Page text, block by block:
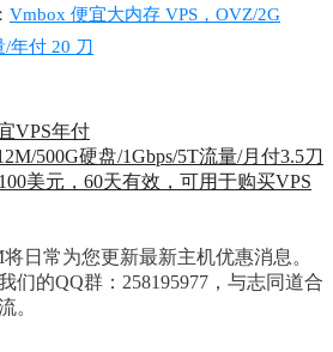
Vmbox 便宜大内存 VPS，OVZ/2G
/年付 20 刀
VPS年付
500G硬盘/1Gbps/5T流量/月付3.5刀
美元，60天有效，可用于购买VPS
日常为您更新最新主机优惠消息。
们的QQ群：258195977，与志同道合
。